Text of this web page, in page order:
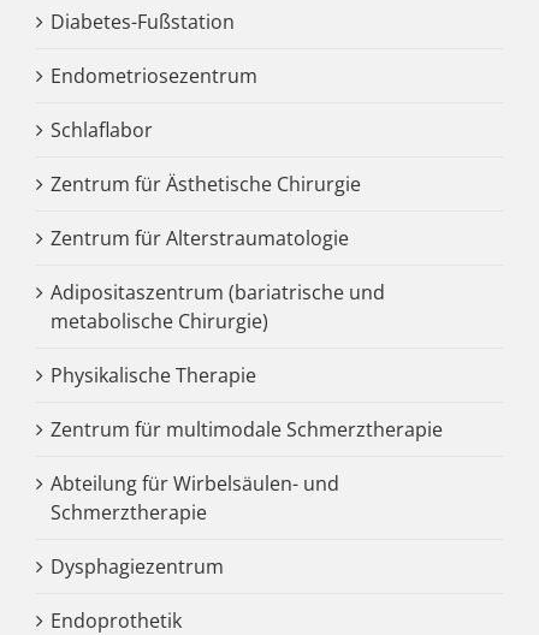
Diabetes-Fußstation
Endometriosezentrum
Schlaflabor
Zentrum für Ästhetische Chirurgie
Zentrum für Alterstraumatologie
Adipositaszentrum (bariatrische und
metabolische Chirurgie)
Physikalische Therapie
Zentrum für multimodale Schmerztherapie
Abteilung für Wirbelsäulen- und
Schmerztherapie
Dysphagiezentrum
Endoprothetik